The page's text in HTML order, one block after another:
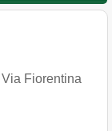
Via Fiorentina